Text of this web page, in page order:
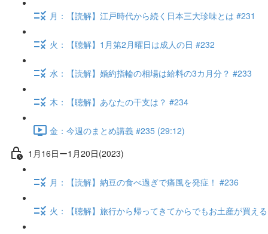
月：【読解】江戸時代から続く日本三大珍味とは #231
火：【聴解】1月第2月曜日は成人の日 #232
水：【読解】婚約指輪の相場は給料の3カ月分？ #233
木：【聴解】あなたの干支は？ #234
金：今週のまとめ講義 #235 (29:12)
1月16日ー1月20日(2023)
月：【読解】納豆の食べ過ぎで痛風を発症！ #236
火：【聴解】旅行から帰ってきてからでもお土産が買え